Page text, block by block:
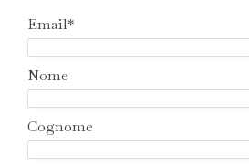
Email*
Nome
Cognome